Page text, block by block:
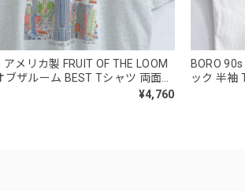
アメリカ製 FRUIT OF THE LOOM
ブザルーム BEST Tシャツ 両面プ
カルイラスト ニューヨーク 霜降
¥4,760
BORO
ック 半袖
ーン カ